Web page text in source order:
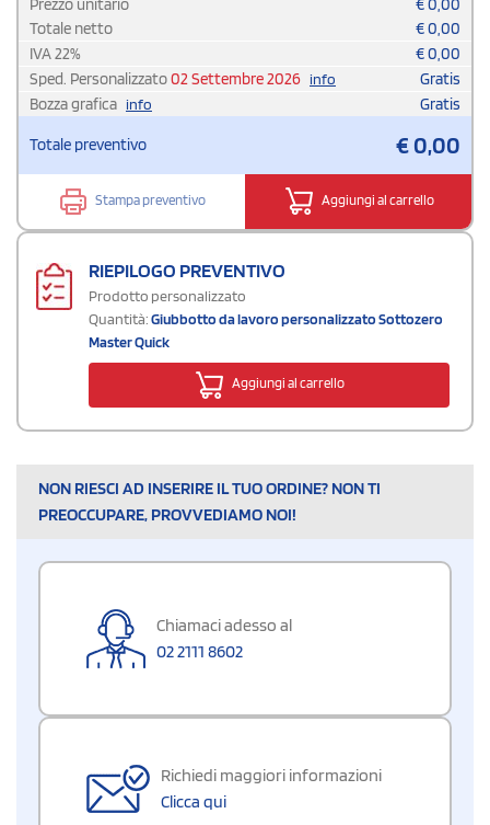
Prezzo unitario €0,00
Totale netto
€0,00
IVA22% €0,00
Sped. Personalizzato02 Settembre 2026 info
Gratis
Bozza grafica info Gratis
Totale preventivo €0,00
Stampa preventivo Aggiungi al carrello
RIEPILOGO PREVENTIVO
Prodotto personalizzato
Quantità:Giubbotto da lavoro personalizzato Sottozero
Master Quick
Aggiungi al carrello
NON RIESCI AD INSERIRE IL TUO ORDINE? NON TI
PREOCCUPARE, PROVVEDIAMO NOI!
Chiamaci adesso al
02 2111 8602
Richiedi maggiori informazioni
Clicca qui